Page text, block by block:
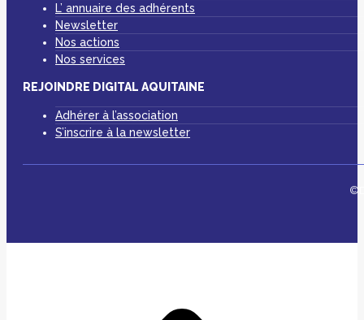
L’ annuaire des adhérents
Newsletter
Nos actions
Nos services
REJOINDRE DIGITAL AQUITAINE
Adhérer à l’association
S’inscrire à la newsletter